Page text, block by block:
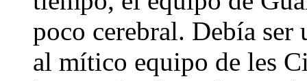
poco cerebral. Debía ser
al mítico equipo de les